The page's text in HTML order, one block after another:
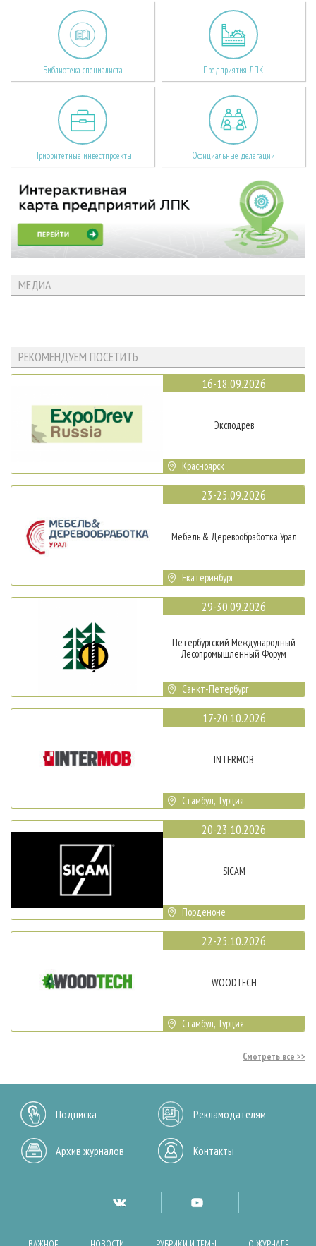
Библиотека специалиста Предприятия ЛПК
Приоритетные инвестпроекты Официальные делегации
МЕДИА
РЕКОМЕНДУЕМ ПОСЕТИТЬ
16-18.09.2026
Эксподрев
Красноярск
23-25.09.2026
Мебель & Деревообработка Урал
Екатеринбург
29-30.09.2026
Петербургский Международный
Лесопромышленный Форум
Санкт-Петербург
17-20.10.2026
INTERMOB
Стамбул, Турция
20-23.10.2026
SICAM
Порденоне
22-25.10.2026
WOODTECH
Стамбул, Турция
Смотреть все
Подписка Рекламодателям
Архив журналов Контакты